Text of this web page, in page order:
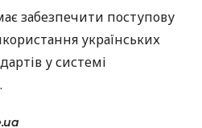
забезпечити поступову
українських
у системі